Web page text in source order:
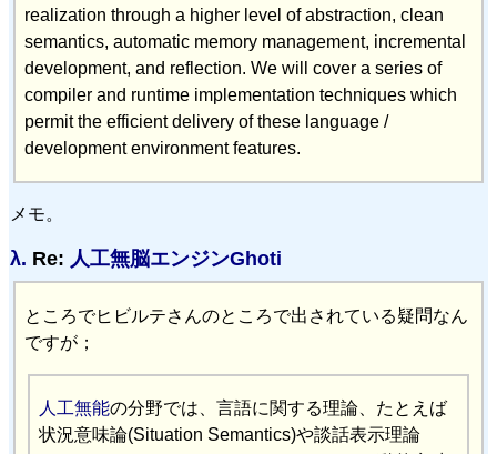
realization through a higher level of abstraction, clean
semantics, automatic memory management, incremental
development, and reflection. We will cover a series of
compiler and runtime implementation techniques which
permit the efficient delivery of these language /
development environment features.
メモ。
λ. Re: 人工無脳エンジンGhoti
ところでヒビルテさんのところで出されている疑問なん
ですが；
人工無能の分野では、言語に関する理論、たとえば
状況意味論(Situation Semantics)や談話表示理論